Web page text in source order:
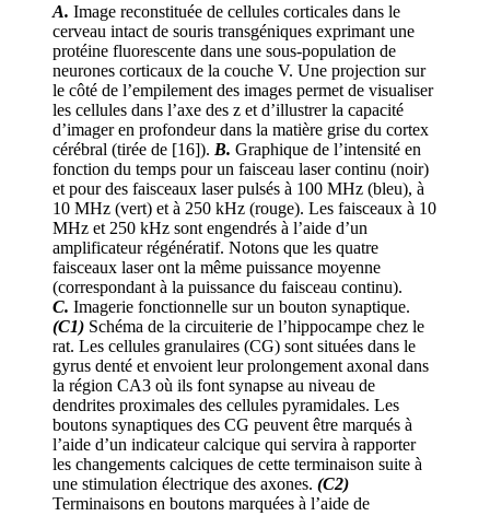
A. Image reconstituée de cellules corticales dans le
cerveau intact de souris transgéniques exprimant une
protéine fluorescente dans une sous-population de
neurones corticaux de la couche V. Une projection sur
le côté de l’empilement des images permet de visualiser
les cellules dans l’axe des z et d’illustrer la capacité
d’imager en profondeur dans la matière grise du cortex
cérébral (tirée de [16]). B. Graphique de l’intensité en
fonction du temps pour un faisceau laser continu (noir)
et pour des faisceaux laser pulsés à 100 MHz (bleu), à
10 MHz (vert) et à 250 kHz (rouge). Les faisceaux à 10
MHz et 250 kHz sont engendrés à l’aide d’un
amplificateur régénératif. Notons que les quatre
faisceaux laser ont la même puissance moyenne
(correspondant à la puissance du faisceau continu).
C. Imagerie fonctionnelle sur un bouton synaptique.
(C1) Schéma de la circuiterie de l’hippocampe chez le
rat. Les cellules granulaires (CG) sont situées dans le
gyrus denté et envoient leur prolongement axonal dans
la région CA3 où ils font synapse au niveau de
dendrites proximales des cellules pyramidales. Les
boutons synaptiques des CG peuvent être marqués à
l’aide d’un indicateur calcique qui servira à rapporter
les changements calciques de cette terminaison suite à
une stimulation électrique des axones. (C2)
Terminaisons en boutons marquées à l’aide de